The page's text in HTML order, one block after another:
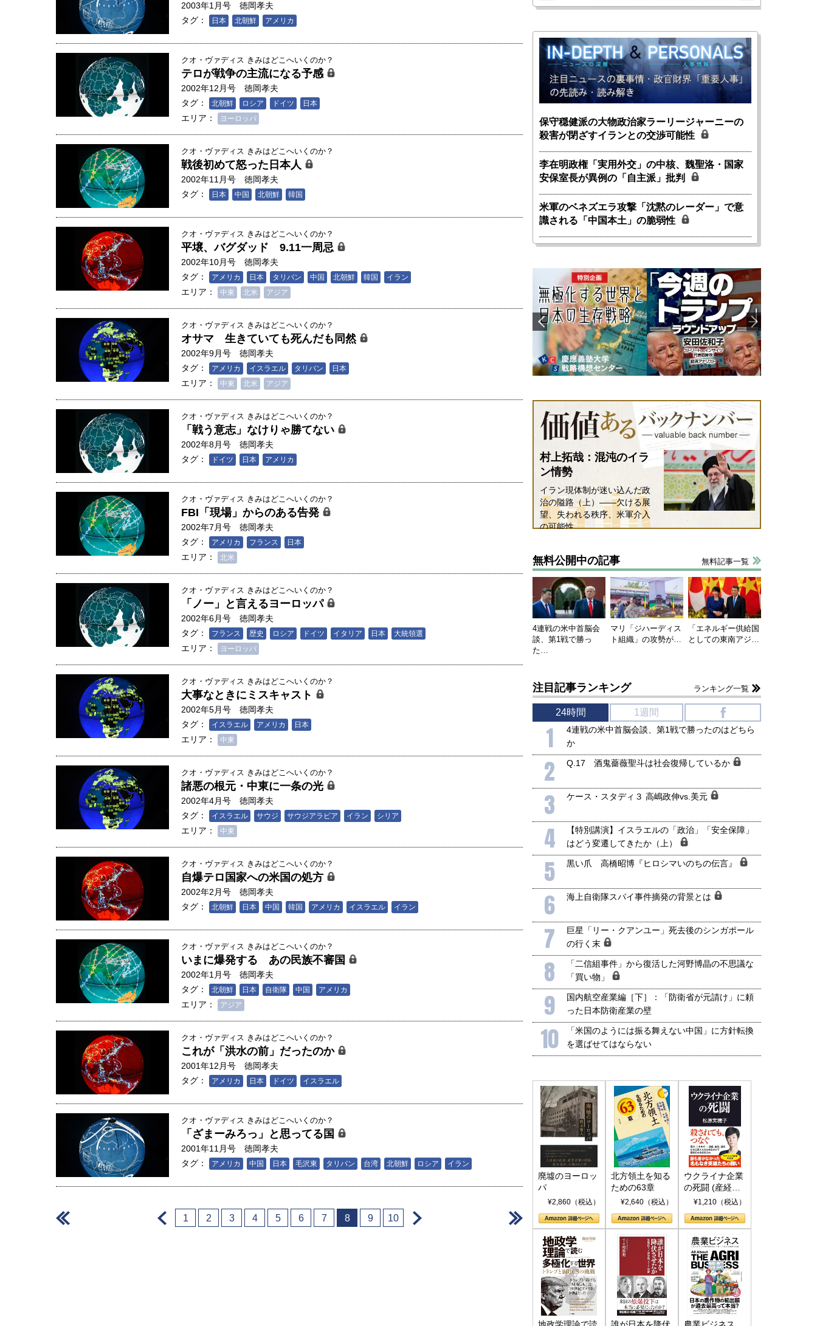
2003年1月号
徳岡孝夫
タグ：
日本 北朝鮮 アメリカ
クオ・ヴァディス きみはどこへいくのか？
テロが戦争の主流になる予感
2002年12月号
徳岡孝夫
タグ：
北朝鮮 ロシア ドイツ 日本
エリア： ヨーロッパ
クオ・ヴァディス きみはどこへいくのか？
戦後初めて怒った日本人
2002年11月号
徳岡孝夫
タグ：
日本 中国 北朝鮮 韓国
クオ・ヴァディス きみはどこへいくのか？
平壌、バグダッド 9.11一周忌
2002年10月号
徳岡孝夫
タグ：
アメリカ 日本 タリバン 中国 北朝鮮 韓国 イラン
エリア： 中東 北米 アジア
クオ・ヴァディス きみはどこへいくのか？
オサマ 生きていても死んだも同然
2002年9月号
徳岡孝夫
タグ：
アメリカ イスラエル タリバン 日本
エリア： 中東 北米 アジア
クオ・ヴァディス きみはどこへいくのか？
「戦う意志」なけりゃ勝てない
2002年8月号
徳岡孝夫
タグ：
ドイツ 日本 アメリカ
クオ・ヴァディス きみはどこへいくのか？
FBI「現場」からのある告発
2002年7月号
徳岡孝夫
タグ：
アメリカ フランス 日本
エリア： 北米
クオ・ヴァディス きみはどこへいくのか？
「ノー」と言えるヨーロッパ
2002年6月号
徳岡孝夫
タグ：
フランス 歴史 ロシア ドイツ イタリア 日本 大統領選
エリア： ヨーロッパ
クオ・ヴァディス きみはどこへいくのか？
大事なときにミスキャスト
2002年5月号
徳岡孝夫
タグ：
イスラエル アメリカ 日本
エリア： 中東
クオ・ヴァディス きみはどこへいくのか？
諸悪の根元・中東に一条の光
2002年4月号
徳岡孝夫
タグ：
イスラエル サウジ サウジアラビア イラン シリア
エリア： 中東
クオ・ヴァディス きみはどこへいくのか？
自爆テロ国家への米国の処方
2002年2月号
徳岡孝夫
タグ：
北朝鮮 日本 中国 韓国 アメリカ イスラエル イラン
クオ・ヴァディス きみはどこへいくのか？
いまに爆発する あの民族不審国
2002年1月号
徳岡孝夫
タグ：
北朝鮮 日本 自衛隊 中国 アメリカ
エリア： アジア
クオ・ヴァディス きみはどこへいくのか？
これが「洪水の前」だったのか
2001年12月号
徳岡孝夫
タグ：
アメリカ 日本 ドイツ イスラエル
クオ・ヴァディス きみはどこへいくのか？
「ざまーみろっ」と思ってる国
2001年11月号
徳岡孝夫
タグ：
アメリカ 中国 日本 毛沢東 タリバン 台湾 北朝鮮 ロシア イラン
＜ 1 2 3 4 5 6 7 8 9 10 ＞
保守穏健派の大物政治家ラーリージャーニーの
殺害が閉ざすイランとの交渉可能性
李在明政権「実用外交」の中核、魏聖洛・国家
安保室長が異例の「自主派」批判
米軍のベネズエラ攻撃「沈黙のレーダー」で意
識される「中国本土」の脆弱性
村上拓哉：混沌のイラ
ン情勢
イラン現体制が迷い込んだ政
治の隘路（上）――欠ける展
望、失われる秩序、米軍介入
の可能性
無料公開中の記事 無料記事一覧
4連戦の米中首脳会
談、第1戦で勝っ
た…
マリ「ジハーディス
ト組織」の攻勢が…
「エネルギー供給国
としての東南アジ…
注目記事ランキング ランキング一覧
24時間 1週間
1
4連戦の米中首脳会談、第1戦で勝ったのはどちら
か
2 Q.17 酒鬼薔薇聖斗は社会復帰しているか
3 ケース・スタディ３ 高嶋政伸vs.美元
4
【特別講演】イスラエルの「政治」「安全保障」
はどう変遷してきたか（上）
5 黒い爪 高橋昭博『ヒロシマいのちの伝言』
6 海上自衛隊スパイ事件摘発の背景とは
7
巨星「リー・クアンユー」死去後のシンガポール
の行く末
8
「二信組事件」から復活した河野博晶の不思議な
「買い物」
9
国内航空産業編［下］：「防衛省が元請け」に頼
った日本防衛産業の壁
10
「米国のようには振る舞えない中国」に方針転換
を選ばせてはならない
廃墟のヨーロッ
パ
¥2,860（税込）
北方領土を知る
ための63章
¥2,640（税込）
ウクライナ企業
の死闘 (産経セ
レクト S 039)
¥1,210（税込）
地政学理論で読 誰が日本を降伏 農業ビジネス